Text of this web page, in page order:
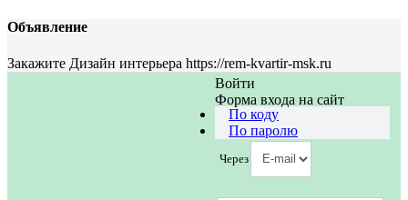
Объявление
Закажите Дизайн интерьера https://rem-kvartir-msk.ru
Войти
Форма входа на сайт
По коду
По паролю
Через